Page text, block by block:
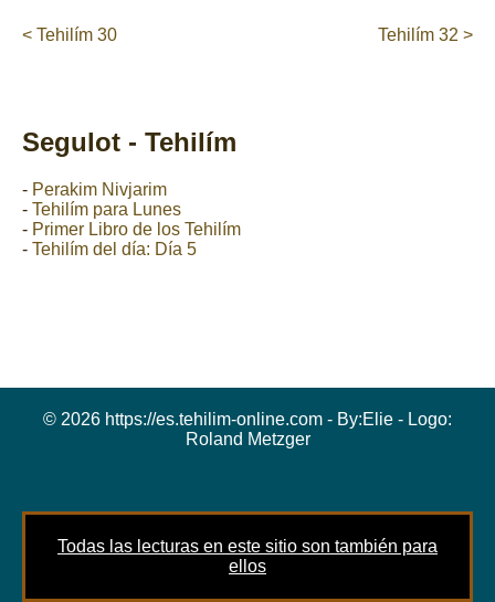
< Tehilím 30 Tehilím 32 >
Segulot - Tehilím
- Perakim Nivjarim
- Tehilím para Lunes
- Primer Libro de los Tehilím
- Tehilím del día: Día 5
© 2026 https://es.tehilim-online.com - By:Elie - Logo:
Roland Metzger
Todas las lecturas en este sitio son también para
ellos